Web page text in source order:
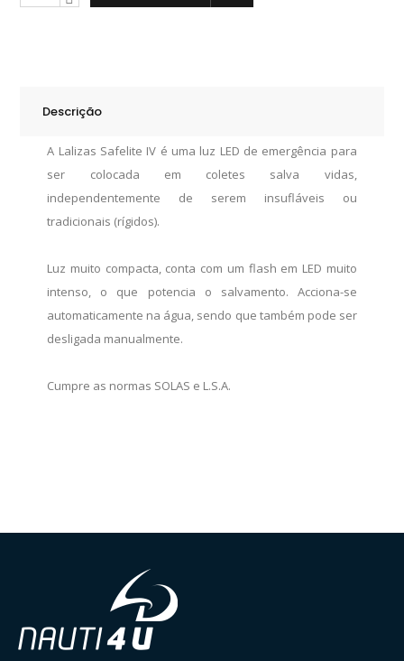
Descrição
A Lalizas Safelite IV é uma luz LED de emergência para
ser colocada em coletes salva vidas,
independentemente de serem insufláveis ou
tradicionais (rígidos).
Luz muito compacta, conta com um flash em LED muito
intenso, o que potencia o salvamento. Acciona-se
automaticamente na água, sendo que também pode ser
desligada manualmente.
Cumpre as normas SOLAS e L.S.A.